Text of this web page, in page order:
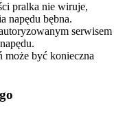
pralka nie wiruje,
napędu bębna.
serwisem
może być konieczna